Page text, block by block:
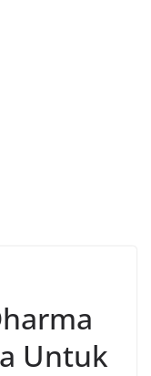
Untuk